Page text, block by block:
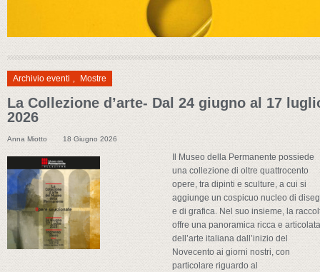
Archivio eventi , Mostre
La Collezione d’arte- Dal 24 giugno al 17
2026
Anna Miotto 18 Giugno 2026
Il Museo della Permanente possiede
una collezione di oltre quattrocento
opere, tra dipinti e sculture, a cui si
aggiunge un cospicuo nucleo di
e di grafica. Nel suo insieme, la
offre una panoramica ricca e
dell’arte italiana dall’inizio del
Novecento ai giorni nostri, con
particolare riguardo al